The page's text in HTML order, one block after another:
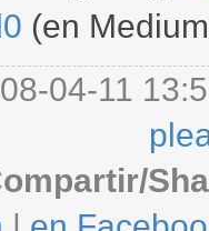
(en
04-11